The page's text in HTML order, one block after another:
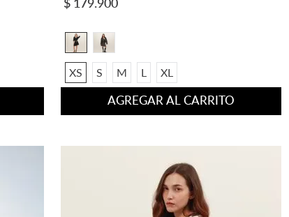
XS S M L XL
AGREGAR AL CARRITO